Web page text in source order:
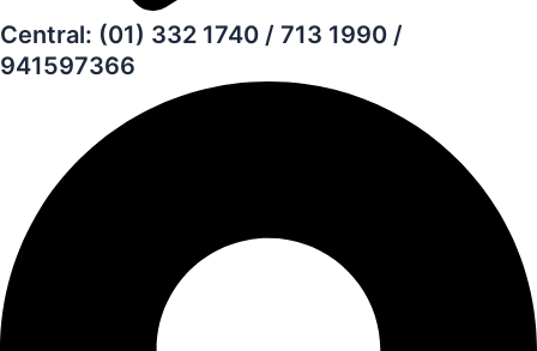
Central: (01) 332 1740 / 713 1990 /
941597366